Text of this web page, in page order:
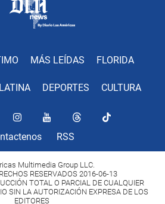
MÁS LEÍDAS FLORIDA
DEPORTES CULTURA
RSS
Multimedia Group LLC.
RESERVADOS 2016-06-13
TOTAL O PARCIAL DE CUALQUIER
SIN LA AUTORIZACIÓN EXPRESA DE LOS
EDITORES